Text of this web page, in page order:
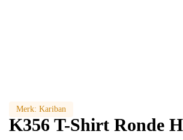
Merk: Kariban
K356 T-Shirt Ronde